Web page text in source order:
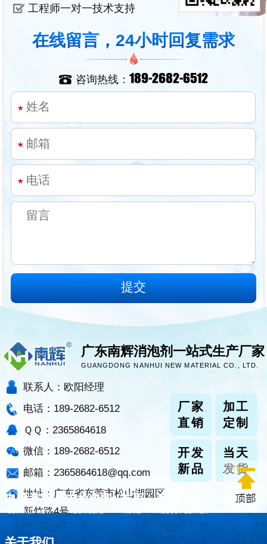
在线留言，24小时回复需求
工程师一对一技术支持
咨询热线： 189-2682-6512
广东南辉消泡剂一站式生产厂家
GUANGDONG NANHUI NEW MATERIAL CO., LTD.
厂家
直销
加工
定制
开发
新品
当天
发货
联系人：欧阳经理
电话：189-2682-6512
ＱＱ：2365864618
微信：189-2682-6512
邮箱：2365864618@qq.com
地址：广东省东莞市松山湖园区
新竹路4号
电话咨询
CONTACT NOW
技术咨询 首页 产品中心